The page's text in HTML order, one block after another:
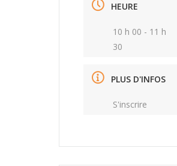
HEURE
10 h 00 - 11 h
30
PLUS D'INFOS
S'inscrire